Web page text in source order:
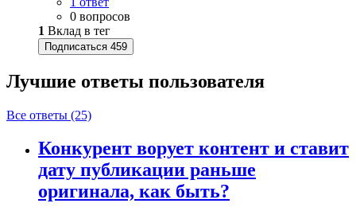
0 вопросов
1 Вклад в тег
Подписаться 459
Лучшие ответы пользователя
Все ответы (25)
Конкурент ворует контент и ставит
дату публикации раньше
оригинала, как быть?